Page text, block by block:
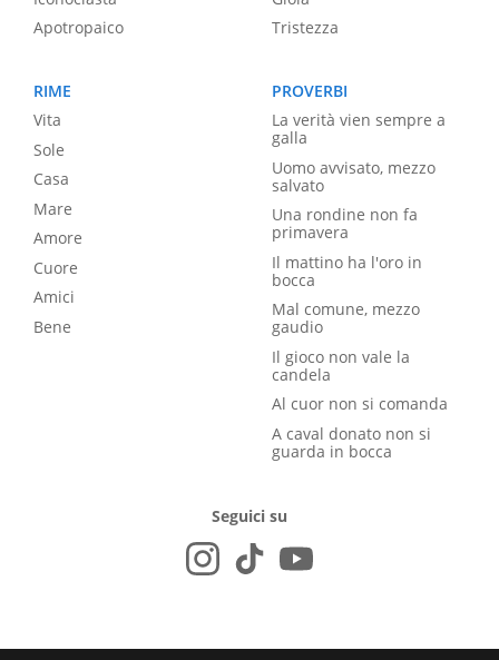
Apotropaico
Tristezza
RIME
Vita
Sole
Casa
Mare
Amore
Cuore
Amici
Bene
PROVERBI
La verità vien sempre a
galla
Uomo avvisato, mezzo
salvato
Una rondine non fa
primavera
Il mattino ha l'oro in
bocca
Mal comune, mezzo
gaudio
Il gioco non vale la
candela
Al cuor non si comanda
A caval donato non si
guarda in bocca
Seguici su